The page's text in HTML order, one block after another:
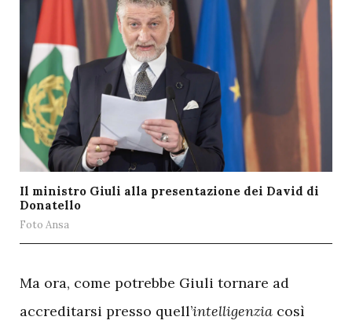
Il ministro Giuli alla presentazione dei David di
Donatello
Foto Ansa
Ma ora, come potrebbe Giuli tornare ad
accreditarsi presso quell’intelligenzia così